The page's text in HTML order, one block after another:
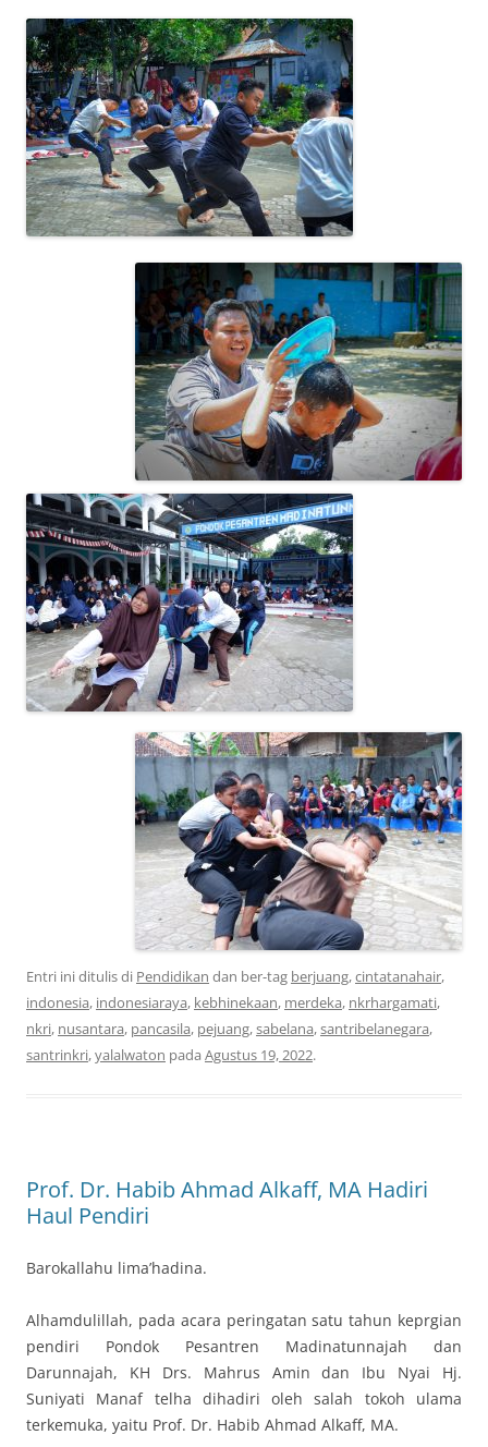
Entri ini ditulis di Pendidikan dan ber-tag berjuang,cintatanahair,
indonesia, indonesiaraya, kebhinekaan, merdeka, nkrhargamati,
nkri, nusantara, pancasila, pejuang,sabelana,santribelanegara,
santrinkri,yalalwaton pada Agustus 19, 2022.
Prof. Dr. Habib Ahmad Alkaff, MA Hadiri
Haul Pendiri
Barokallahu lima’hadina.
Alhamdulillah, pada acara peringatan satu tahun keprgian
pendiri Pondok Pesantren Madinatunnajah dan
Darunnajah, KH Drs. Mahrus Amin dan Ibu Nyai Hj.
Suniyati Manaf telha dihadiri oleh salah tokoh ulama
terkemuka, yaitu Prof. Dr. Habib Ahmad Alkaff, MA.